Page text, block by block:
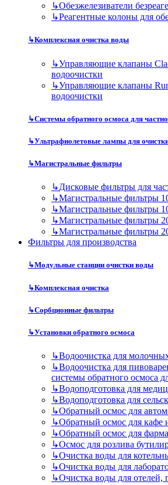
↳Обезжелезиватели
↳Реагентные колоны для
↳Комплексная очистка воды
↳Управляющие клапаны
водоочистки
↳Управляющие клапаны
водоочистки
↳Системы обратного осмоса для
↳Ультрафиолетовые лампы для
↳Магистральные фильтры
↳Дисковые фильтры для
↳Магистральные фильтры
↳Магистральные фильтры
↳Магистральные фильтры
↳Магистральные фильтры
Фильтры для производства
↳Модульные станции очистки воды
↳Комплексная очистка
↳Сорбционные фильтры
↳Установки обратного осмоса
↳Водоочистка для
↳Водоочистка для
системы обратного осмоса
↳Водоподготовка для
↳Водоподготовка для
↳Обратный осмос для
↳Обратный осмос для кафе
↳Обратный осмос для
↳Осмос для розлива
↳Очистка воды для
↳Очистка воды для
↳Очистка воды для отелей,